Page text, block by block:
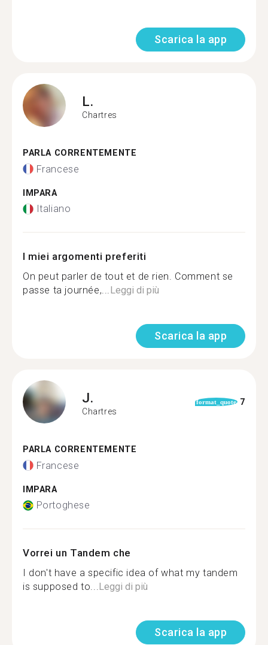
Scarica la app
L.
Chartres
PARLA CORRENTEMENTE
Francese
IMPARA
Italiano
I miei argomenti preferiti
On peut parler de tout et de rien. Comment se
passe ta journée,...Leggi di più
Scarica la app
J.
Chartres
format_quote 7
PARLA CORRENTEMENTE
Francese
IMPARA
Portoghese
Vorrei un Tandem che
I don't have a specific idea of what my tandem
is supposed to...Leggi di più
Scarica la app